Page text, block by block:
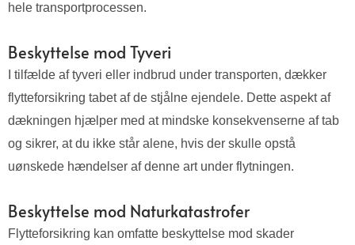
hele transportprocessen.
Beskyttelse mod Tyveri
I tilfælde af tyveri eller indbrud under transporten, dækker
flytteforsikring tabet af de stjålne ejendele. Dette aspekt af
dækningen hjælper med at mindske konsekvenserne af tab
og sikrer, at du ikke står alene, hvis der skulle opstå
uønskede hændelser af denne art under flytningen.
Beskyttelse mod Naturkatastrofer
Flytteforsikring kan omfatte beskyttelse mod skader